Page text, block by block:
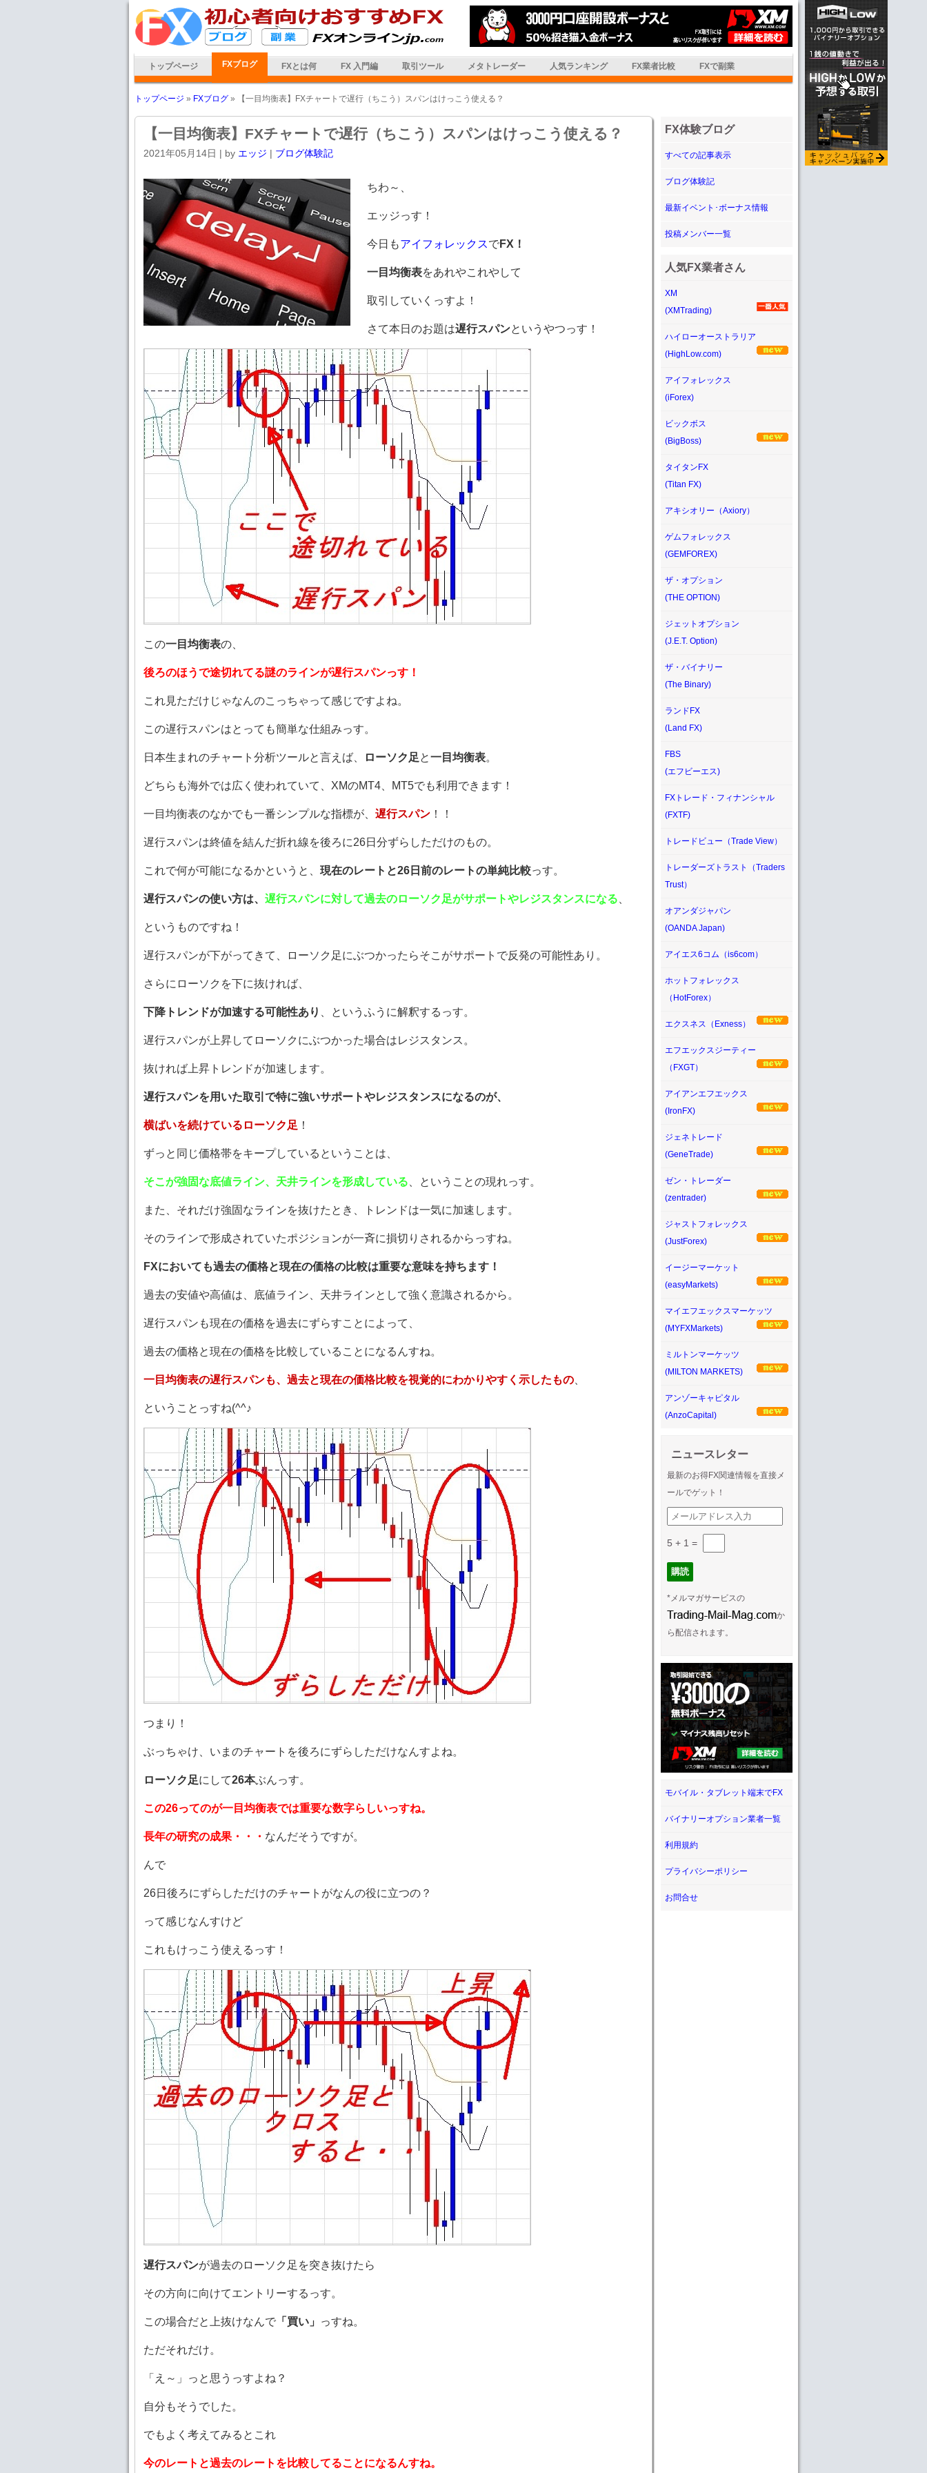
トップページ FXブログ FXとは何 FX 入門編 取引ツール メタトレーダー 人気ランキング FX業者比較 FXで副業
トップページ » FXブログ » 【一目均衡表】FXチャートで遅行（ちこう）スパンはけっこう使える？
【一目均衡表】FXチャートで遅行（ちこう）スパンはけっこう使える？
2021年05月14日 | by エッジ | ブログ体験記
ちわ～、
エッジっす！
今日もアイフォレックスでFX！
一目均衡表をあれやこれやして
取引していくっすよ！
さて本日のお題は遅行スパンというやつっす！
この一目均衡表の、
後ろのほうで途切れてる謎のラインが遅行スパンっす！
これ見ただけじゃなんのこっちゃって感じですよね。
この遅行スパンはとっても簡単な仕組みっす。
日本生まれのチャート分析ツールと言えば、 ローソク足 と一目均衡表。
どちらも海外では広く使われていて、XMのMT4、MT5でも利用できます！
一目均衡表のなかでも一番シンプルな指標が、 遅行スパン ！！
遅行スパンは終値を結んだ折れ線を後ろに26日分ずらしただけのもの。
これで何が可能になるかというと、 現在のレートと26日前のレートの単純比較っす。
遅行スパンの使い方は、 遅行スパンに対して過去のローソク足がサポートやレジスタンスになる
というものですね！
遅行スパンが下がってきて、ローソク足にぶつかったらそこがサポートで反発の可能性あり。
さらにローソクを下に抜ければ、
下降トレンドが加速する可能性あり 、というふうに解釈するっす。
遅行スパンが上昇してローソクにぶつかった場合はレジスタンス。
抜ければ上昇トレンドが加速します。
遅行スパンを用いた取引で特に強いサポートやレジスタンスになるのが、
横ばいを続けているローソク足 ！
ずっと同じ価格帯をキープしているということは、
そこが強固な底値ライン、天井ラインを形成している 、ということの現れっす。
また、それだけ強固なラインを抜けたとき、トレンドは一気に加速します。
そのラインで形成されていたポジションが一斉に損切りされるからっすね。
FXにおいても過去の価格と現在の価格の比較は重要な意味を持ちます！
過去の安値や高値は、底値ライン、天井ラインとして強く意識されるから。
遅行スパンも現在の価格を過去にずらすことによって、
過去の価格と現在の価格を比較していることになるんすね。
一目均衡表の遅行スパンも、過去と現在の価格比較を視覚的にわかりやすく示したもの
ということっすね(^^♪
つまり！
ぶっちゃけ、いまのチャートを後ろにずらしただけなんすよね。
ローソク足にして26本ぶんっす。
この26ってのが一目均衡表では重要な数字らしいっすね。
長年の研究の成果・・・ なんだそうですが。
んで
26日後ろにずらしただけのチャートがなんの役に立つの？
って感じなんすけど
これもけっこう使えるっす！
遅行スパンが過去のローソク足を突き抜けたら
その方向に向けてエントリーするっす。
この場合だと上抜けなんで 「買い」 っすね。
ただそれだけ。
「え～」っと思うっすよね？
自分もそうでした。
でもよく考えてみるとこれ
今のレートと過去のレートを比較してることになるんすね。
FX体験ブログ
すべての記事表示
ブログ体験記
最新イベント･ボーナス情報
投稿メンバー一覧
人気FX業者さん
XM
(XMTrading)
ハイローオーストラリア
(HighLow.com)
アイフォレックス
(iForex)
ビックボス
(BigBoss)
タイタンFX
(Titan FX)
アキシオリー（Axiory）
ゲムフォレックス
(GEMFOREX)
ザ・オプション
(THE OPTION)
ジェットオプション
(J.E.T. Option)
ザ・バイナリー
(The Binary)
ランドFX
(Land FX)
FBS
(エフビーエス)
FXトレード・フィナンシャル
(FXTF)
トレードビュー（Trade View）
トレーダーズトラスト（Traders
Trust）
オアンダジャパン
(OANDA Japan)
アイエス6コム（is6com）
ホットフォレックス
（HotForex）
エクスネス（Exness）
エフエックスジーティー
（FXGT）
アイアンエフエックス
(IronFX)
ジェネトレード
(GeneTrade)
ゼン・トレーダー
(zentrader)
ジャストフォレックス
(JustForex)
イージーマーケット
(easyMarkets)
マイエフエックスマーケッツ
(MYFXMarkets)
ミルトンマーケッツ
(MILTON MARKETS)
アンゾーキャピタル
(AnzoCapital)
ニュースレター
最新のお得FX関連情報を直接メ
ールでゲット！
5 + 1 =
*メルマガサービスの
か
ら配信されます。
モバイル・タブレット端末でFX
バイナリーオプション業者一覧
利用規約
プライバシーポリシー
お問合せ